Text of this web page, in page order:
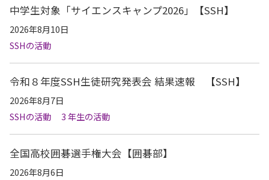
中学生対象「サイエンスキャンプ2026」【SSH】
2026年8月10日
SSHの活動
令和８年度SSH生徒研究発表会 結果速報 【SSH】
2026年8月7日
SSHの活動
3 年生の活動
全国高校囲碁選手権大会【囲碁部】
2026年8月6日